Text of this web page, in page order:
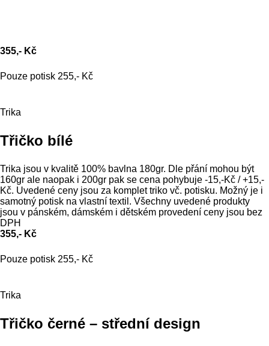
355,- Kč
Pouze potisk 255,- Kč
Trika
Třičko bílé
Trika jsou v kvalitě 100% bavlna 180gr. Dle přání mohou být
160gr ale naopak i 200gr pak se cena pohybuje -15,-Kč / +15,-
Kč. Uvedené ceny jsou za komplet triko vč. potisku. Možný je i
samotný potisk na vlastní textil. Všechny uvedené produkty
jsou v pánském, dámském i dětském provedení ceny jsou bez
DPH
355,- Kč
Pouze potisk 255,- Kč
Trika
Třičko černé – střední design